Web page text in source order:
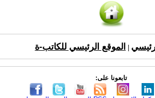
الموقع الرئيسي للكاتب-ة
تابعونا على: